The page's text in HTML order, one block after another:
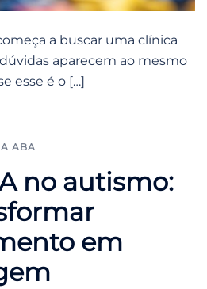
a buscar uma clínica
aparecem ao mesmo
esse é o […]
ABA
no autismo:
em